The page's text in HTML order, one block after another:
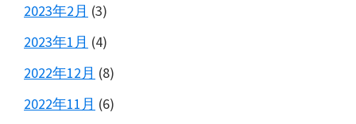
2023年2月 (3)
2023年1月 (4)
2022年12月 (8)
2022年11月 (6)